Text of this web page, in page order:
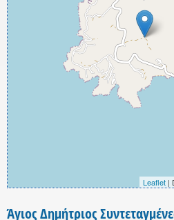
Leaflet |
Άγιος Δημήτριος